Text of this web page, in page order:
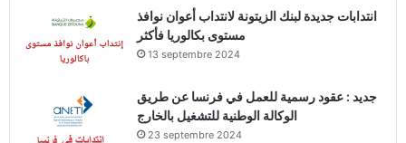
انتدابات جديدة لبنك الزيتونة لانتداب أعوان نوافذ
مستوى بكالوريا فأكثر
13 septembre 2024
جديد : عقود رسمية للعمل في فرنسا عن طريق
الوكالة الوطنية للتشغيل بالخارج
23 septembre 2024